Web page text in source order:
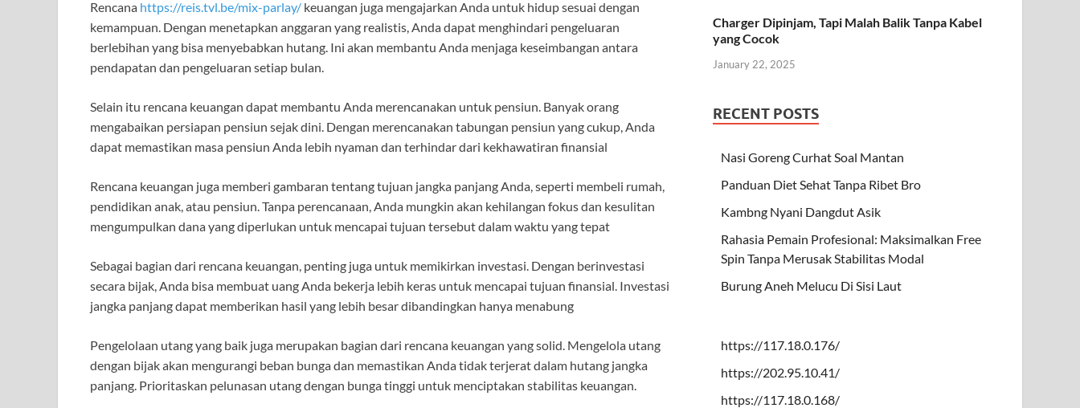
Rencana https://reis.tvl.be/mix-parlay/ keuangan juga mengajarkan Anda untuk hidup sesuai dengan
kemampuan. Dengan menetapkan anggaran yang realistis, Anda dapat menghindari pengeluaran
berlebihan yang bisa menyebabkan hutang. Ini akan membantu Anda menjaga keseimbangan antara
pendapatan dan pengeluaran setiap bulan.
Selain itu rencana keuangan dapat membantu Anda merencanakan untuk pensiun. Banyak orang
mengabaikan persiapan pensiun sejak dini. Dengan merencanakan tabungan pensiun yang cukup, Anda
dapat memastikan masa pensiun Anda lebih nyaman dan terhindar dari kekhawatiran finansial
Rencana keuangan juga memberi gambaran tentang tujuan jangka panjang Anda, seperti membeli rumah,
pendidikan anak, atau pensiun. Tanpa perencanaan, Anda mungkin akan kehilangan fokus dan kesulitan
mengumpulkan dana yang diperlukan untuk mencapai tujuan tersebut dalam waktu yang tepat
Sebagai bagian dari rencana keuangan, penting juga untuk memikirkan investasi. Dengan berinvestasi
secara bijak, Anda bisa membuat uang Anda bekerja lebih keras untuk mencapai tujuan finansial. Investasi
jangka panjang dapat memberikan hasil yang lebih besar dibandingkan hanya menabung
Pengelolaan utang yang baik juga merupakan bagian dari rencana keuangan yang solid. Mengelola utang
dengan bijak akan mengurangi beban bunga dan memastikan Anda tidak terjerat dalam hutang jangka
panjang. Prioritaskan pelunasan utang dengan bunga tinggi untuk menciptakan stabilitas keuangan.
Charger Dipinjam, Tapi Malah Balik Tanpa Kabel
yang Cocok
January 22, 2025
RECENT POSTS
Nasi Goreng Curhat Soal Mantan
Panduan Diet Sehat Tanpa Ribet Bro
Kambng Nyani Dangdut Asik
Rahasia Pemain Profesional: Maksimalkan Free
Spin Tanpa Merusak Stabilitas Modal
Burung Aneh Melucu Di Sisi Laut
https://117.18.0.176/
https://202.95.10.41/
https://117.18.0.168/